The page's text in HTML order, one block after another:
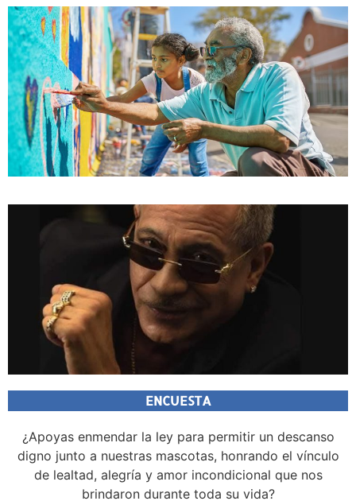
ENCUESTA
¿Apoyas enmendar la ley para permitir un descanso
digno junto a nuestras mascotas, honrando el vínculo
de lealtad, alegría y amor incondicional que nos
brindaron durante toda su vida?